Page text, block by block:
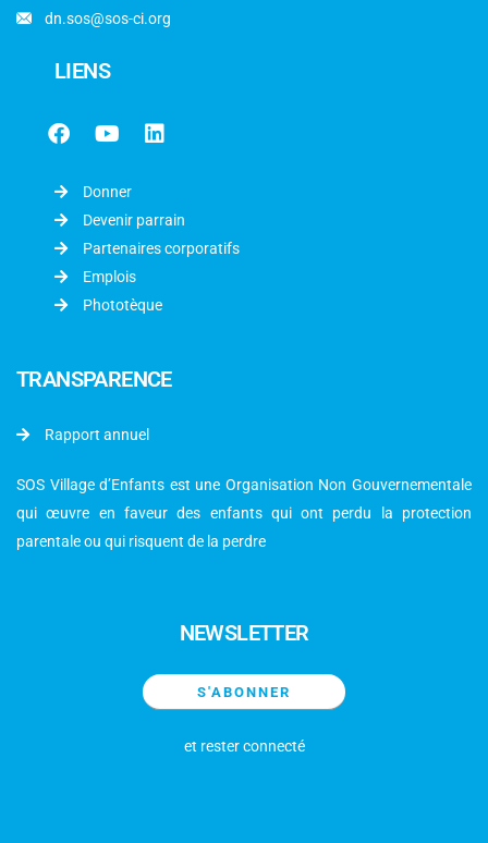
dn.sos@sos-ci.org
LIENS
Donner
Devenir parrain
Partenaires corporatifs
Emplois
Phototèque
TRANSPARENCE
Rapport annuel
SOS Village d’Enfants est une Organisation Non Gouvernementale
qui œuvre en faveur des enfants qui ont perdu la protection
parentale ou qui risquent de la perdre
NEWSLETTER
S'ABONNER
et rester connecté